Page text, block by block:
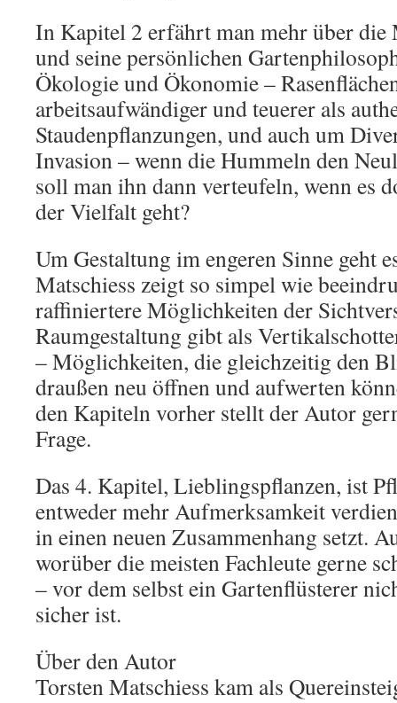
In Kapitel 2 erfährt man mehr über
und seine persönlichen
Ökologie und Ökonomie –
arbeitsaufwändiger und teuerer als
Staudenpflanzungen, und auch um
Invasion – wenn die Hummeln den
soll man ihn dann verteufeln, wenn es
der Vielfalt geht?
Um Gestaltung im engeren Sinne geht
Matschiess zeigt so simpel wie
raffiniertere Möglichkeiten der
Raumgestaltung gibt als
– Möglichkeiten, die gleichzeitig den
draußen neu öffnen und aufwerten
den Kapiteln vorher stellt der Autor
Frage.
Das 4. Kapitel, Lieblingspflanzen, ist
entweder mehr Aufmerksamkeit
in einen neuen Zusammenhang setzt.
worüber die meisten Fachleute gerne
– vor dem selbst ein Gartenflüsterer
sicher ist.
Über den Autor
Torsten Matschiess kam als